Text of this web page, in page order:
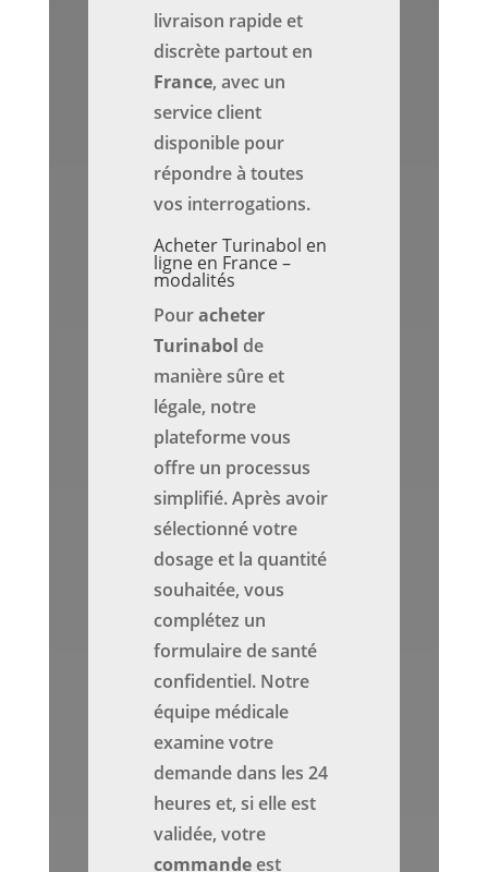
livraison rapide et
discrète partout en
France, avec un
service client
disponible pour
répondre à toutes
vos interrogations.
Acheter Turinabol en
ligne en France –
modalités
Pouracheter
Turinabol de
manière sûre et
légale, notre
plateforme vous
offre un processus
simplifié. Après avoir
sélectionné votre
dosage et la quantité
souhaitée, vous
complétez un
formulaire de santé
confidentiel. Notre
équipe médicale
examine votre
demande dans les 24
heures et, si elle est
validée, votre
commandeest